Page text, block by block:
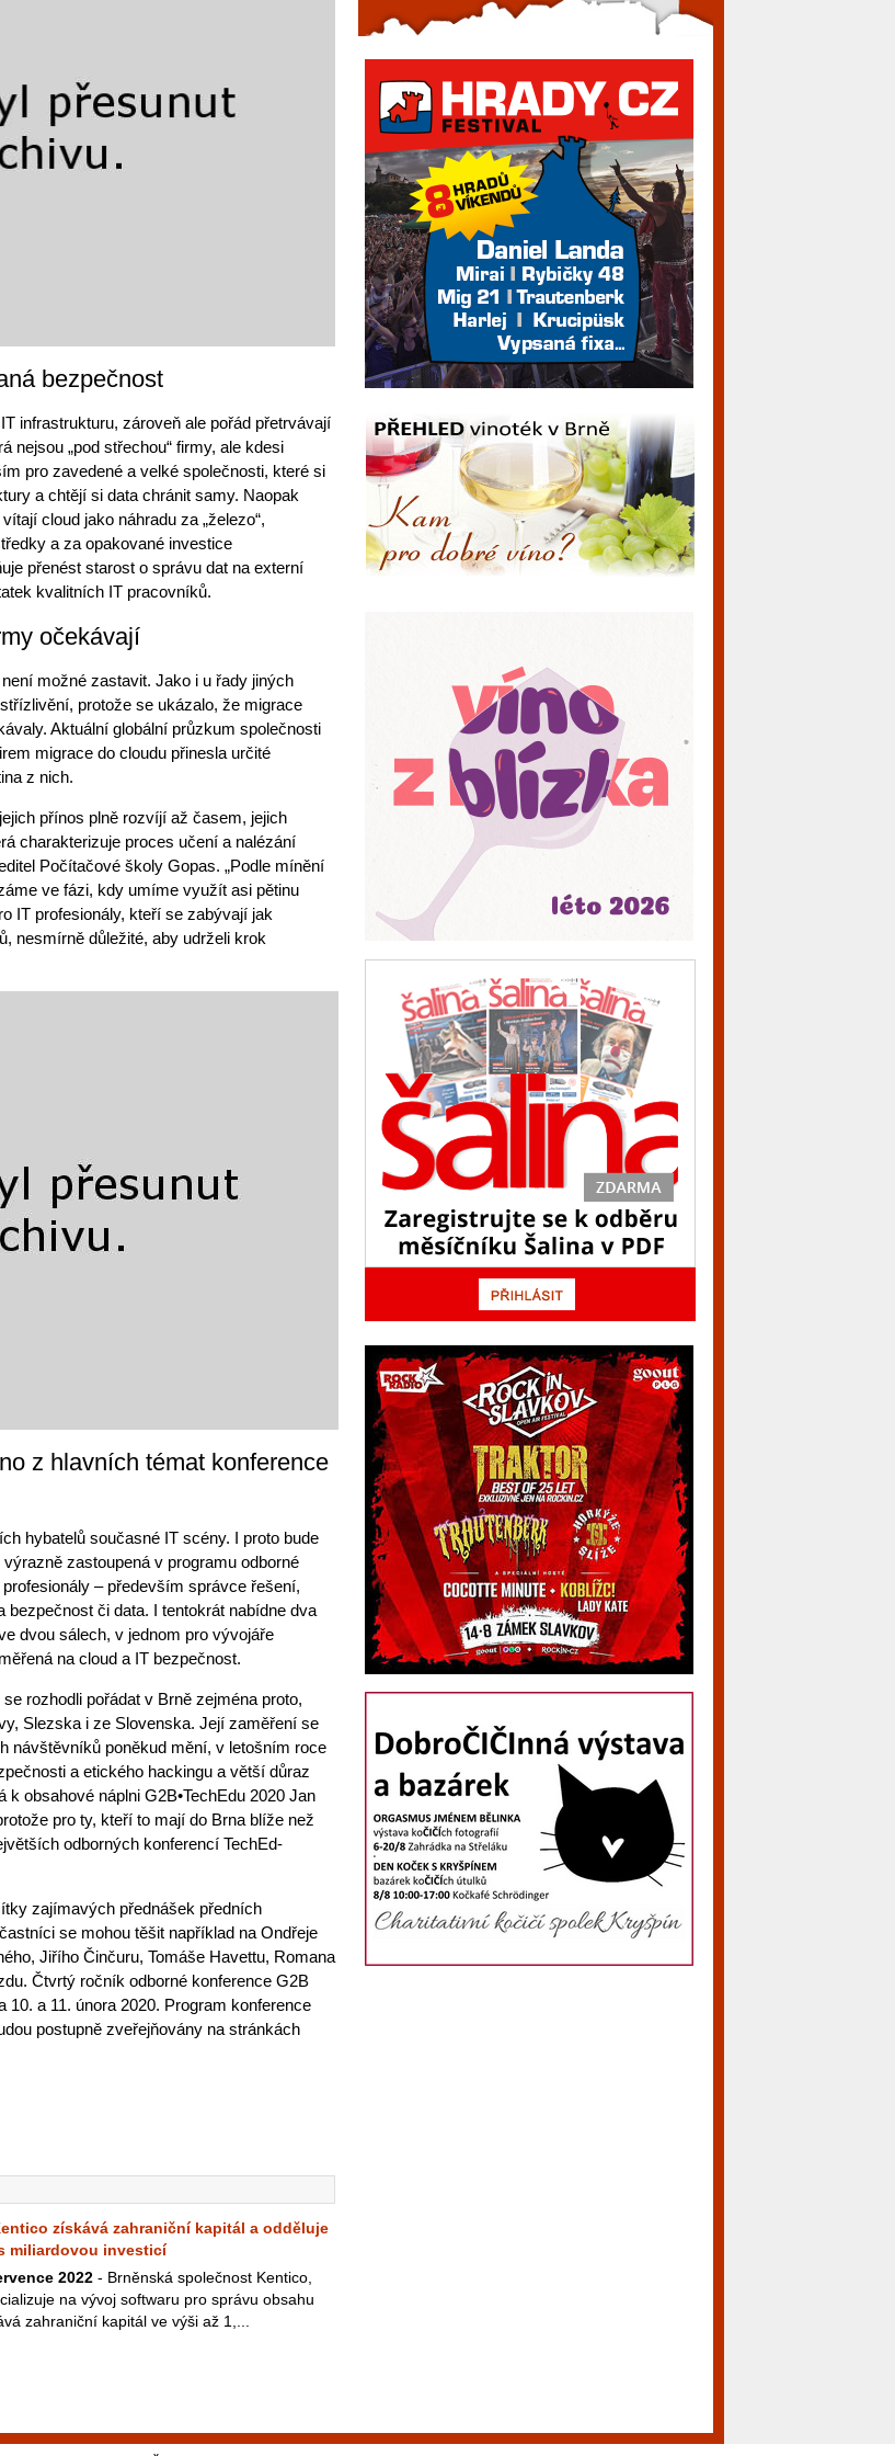
bezpečnost
infrastrukturu, zároveň ale pořád přetrvávají
nejsou „pod střechou“ firmy, ale kdesi
pro zavedené a velké společnosti, které si
a chtějí si data chránit samy. Naopak
cloud jako náhradu za „železo“,
a za opakované investice
přenést starost o správu dat na externí
kvalitních IT pracovníků.
očekávají
možné zastavit. Jako i u řady jiných
protože se ukázalo, že migrace
Aktuální globální průzkum společnosti
migrace do cloudu přinesla určité
z nich.
přínos plně rozvíjí až časem, jejich
charakterizuje proces učení a nalézání
Počítačové školy Gopas. „Podle mínění
ve fázi, kdy umíme využít asi pětinu
IT profesionály, kteří se zabývají jak
nesmírně důležité, aby udrželi krok
z hlavních témat konference
hybatelů současné IT scény. I proto bude
zastoupená v programu odborné
– především správce řešení,
či data. I tentokrát nabídne dva
dvou sálech, v jednom pro vývojáře
na cloud a IT bezpečnost.
rozhodli pořádat v Brně zejména proto,
Slezska i ze Slovenska. Její zaměření se
návštěvníků poněkud mění, v letošním roce
a etického hackingu a větší důraz
k obsahové náplni G2B•TechEdu 2020 Jan
pro ty, kteří to mají do Brna blíže než
odborných konferencí TechEd-
zajímavých přednášek předních
se mohou těšit například na Ondřeje
Jiřího Činčuru, Tomáše Havettu, Romana
Čtvrtý ročník odborné konference G2B
a 11. února 2020. Program konference
postupně zveřejňovány na stránkách
získává zahraniční kapitál a odděluje
miliardovou investicí
2022 - Brněnská společnost Kentico,
na vývoj softwaru pro správu obsahu
zahraniční kapitál ve výši až 1,...